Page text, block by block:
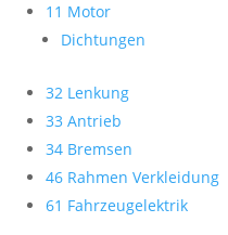
11 Motor
Dichtungen
32 Lenkung
33 Antrieb
34 Bremsen
46 Rahmen Verkleidung
61 Fahrzeugelektrik